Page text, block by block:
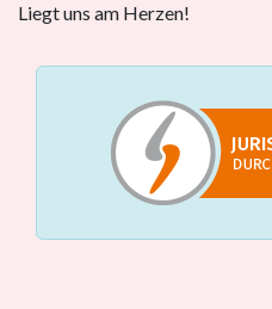
Liegt uns am Herzen!